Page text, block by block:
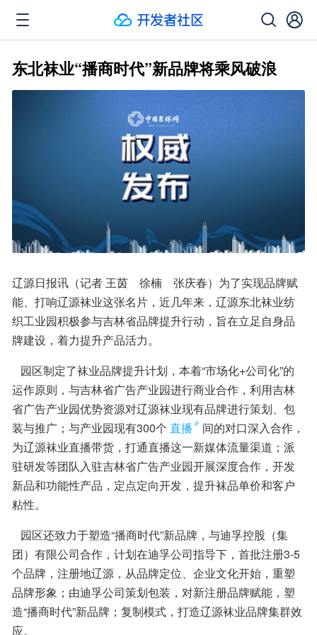
东北袜业“播商时代”新品牌将乘风破浪
辽源日报讯（记者 王茵　徐楠　张庆春）为了实现品牌赋
能、打响辽源袜业这张名片，近几年来，辽源东北袜业纺
织工业园积极参与吉林省品牌提升行动，旨在立足自身品
牌建设，着力提升产品活力。
运作原则，与吉林省广告产业园进行商业合作，利用吉林
省广告产业园优势资源对辽源袜业现有品牌进行策划、包
装与推广；与产业园现有300个 直播
间的对口深入合作，
为辽源袜业直播带货，打通直播这一新媒体流量渠道；派
驻研发等团队入驻吉林省广告产业园开展深度合作，开发
新品和功能性产品，定点定向开发，提升袜品单价和客户
粘性。
团）有限公司合作，计划在迪孚公司指导下，首批注册3-5
个品牌，注册地辽源，从品牌定位、企业文化开始，重塑
品牌形象；由迪孚公司策划包装，对新注册品牌赋能，塑
造“播商时代”新品牌；复制模式，打造辽源袜业品牌集群效
应。